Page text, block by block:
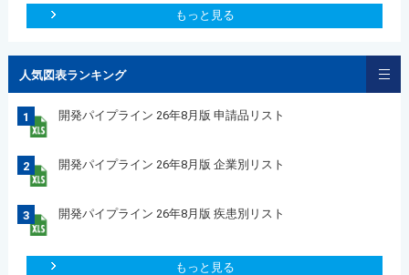
もっと見る
人気図表ランキング
1 開発パイプライン 26年8月版 申請品リスト
2 開発パイプライン 26年8月版 企業別リスト
3 開発パイプライン 26年8月版 疾患別リスト
もっと見る